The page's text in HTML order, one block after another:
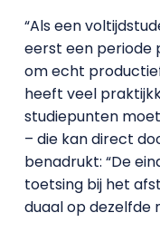
“Als een
eerst een periode
om echt
heeft veel
studiepunten
– die kan direct
benadrukt: “De
toetsing bij het
duaal op dezelfde